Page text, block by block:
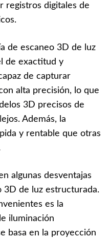
registros digitales de
de escaneo 3D de luz
de exactitud y
de capturar
alta precisión, lo que
3D precisos de
Además, la
y rentable que otras
algunas desventajas
3D de luz estructurada.
es la
iluminación
basa en la proyección